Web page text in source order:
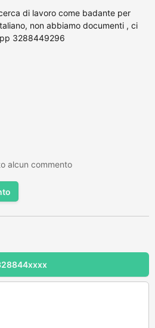
di lavoro come badante per
non abbiamo documenti , ci
3288449296
alcun commento